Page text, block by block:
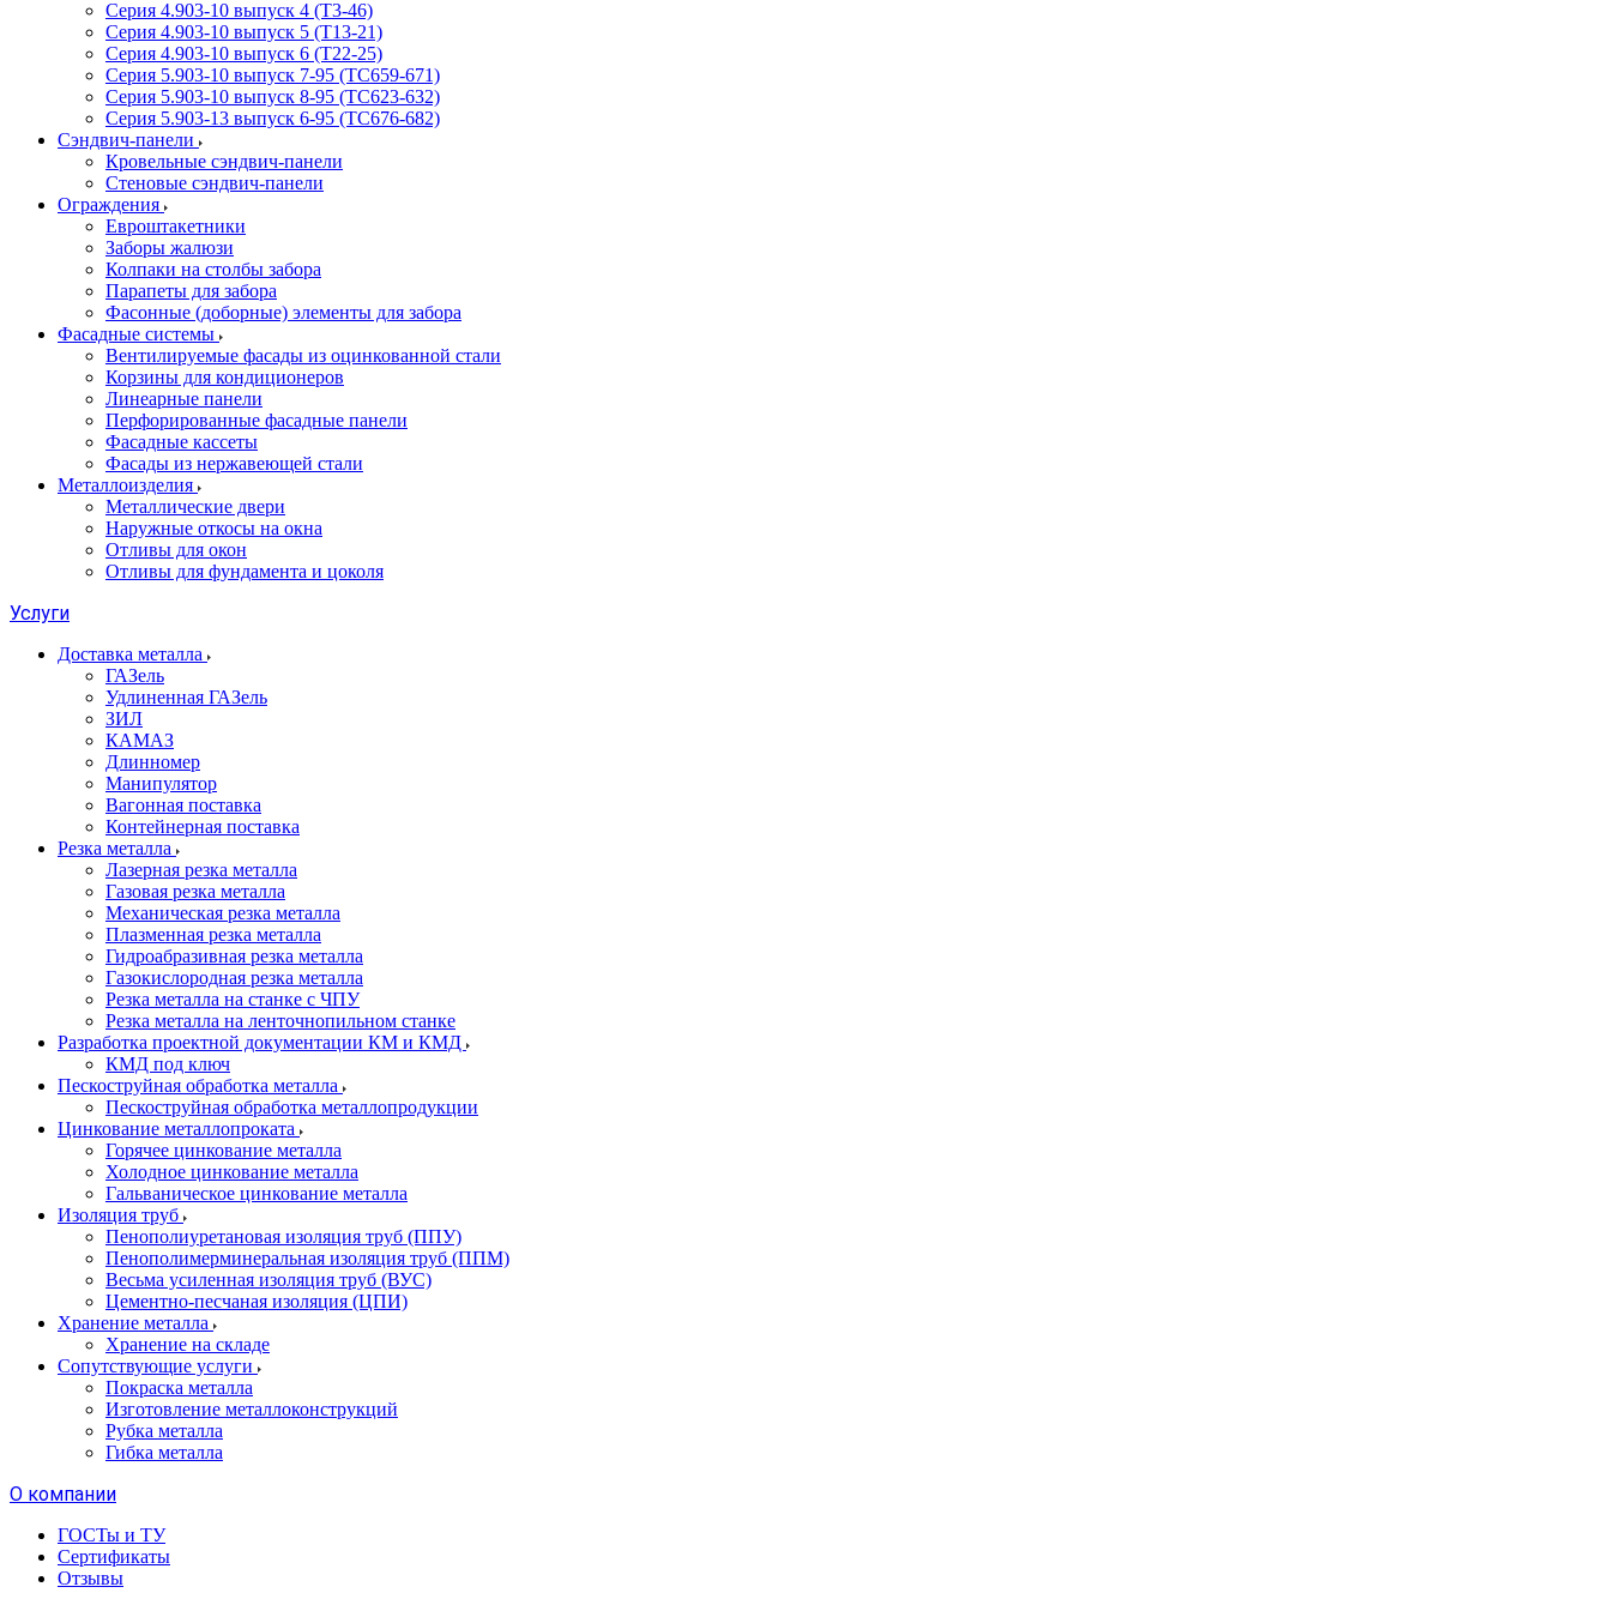
Серия 4.903-10 выпуск 4 (Т3-46)
Серия 4.903-10 выпуск 5 (Т13-21)
Серия 4.903-10 выпуск 6 (Т22-25)
Серия 5.903-10 выпуск 7-95 (ТС659-671)
Серия 5.903-10 выпуск 8-95 (ТС623-632)
Серия 5.903-13 выпуск 6-95 (ТС676-682)
Сэндвич-панели
Кровельные сэндвич-панели
Стеновые сэндвич-панели
Ограждения
Евроштакетники
Заборы жалюзи
Колпаки на столбы забора
Парапеты для забора
Фасонные (доборные) элементы для забора
Фасадные системы
Вентилируемые фасады из оцинкованной стали
Корзины для кондиционеров
Линеарные панели
Перфорированные фасадные панели
Фасадные кассеты
Фасады из нержавеющей стали
Металлоизделия
Металлические двери
Наружные откосы на окна
Отливы для окон
Отливы для фундамента и цоколя
Услуги
Доставка металла
ГАЗель
Удлиненная ГАЗель
ЗИЛ
КАМАЗ
Длинномер
Манипулятор
Вагонная поставка
Контейнерная поставка
Резка металла
Лазерная резка металла
Газовая резка металла
Механическая резка металла
Плазменная резка металла
Гидроабразивная резка металла
Газокислородная резка металла
Резка металла на станке с ЧПУ
Резка металла на ленточнопильном станке
Разработка проектной документации КМ и КМД
КМД под ключ
Пескоструйная обработка металла
Пескоструйная обработка металлопродукции
Цинкование металлопроката
Горячее цинкование металла
Холодное цинкование металла
Гальваническое цинкование металла
Изоляция труб
Пенополиуретановая изоляция труб (ППУ)
Пенополимерминеральная изоляция труб (ППМ)
Весьма усиленная изоляция труб (ВУС)
Цементно-песчаная изоляция (ЦПИ)
Хранение металла
Хранение на складе
Сопутствующие услуги
Покраска металла
Изготовление металлоконструкций
Рубка металла
Гибка металла
О компании
ГОСТы и ТУ
Сертификаты
Отзывы